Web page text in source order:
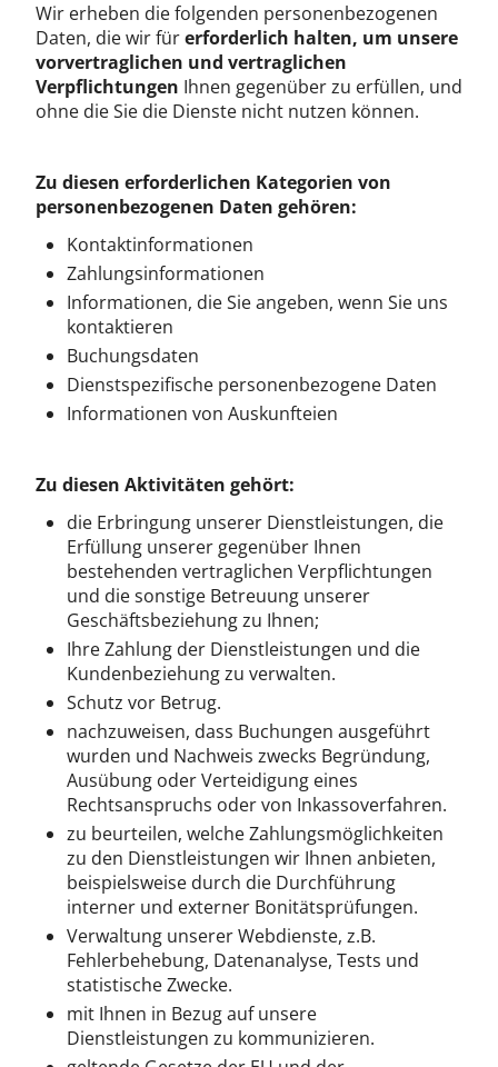
Wir erheben die folgenden personenbezogenen
Daten, die wir fürerforderlich halten, um unsere
vorvertraglichen und vertraglichen
Verpflichtungen Ihnen gegenüber zu erfüllen, und
ohne die Sie die Dienste nicht nutzen können.
Zu diesen erforderlichen Kategorien von
personenbezogenen Daten gehören:
Kontaktinformationen
Zahlungsinformationen
Informationen, die Sie angeben, wenn Sie uns
kontaktieren
Buchungsdaten
Dienstspezifische personenbezogene Daten
Informationen von Auskunfteien
Zu diesen Aktivitäten gehört:
die Erbringung unserer Dienstleistungen, die
Erfüllung unserer gegenüber Ihnen
bestehenden vertraglichen Verpflichtungen
und die sonstige Betreuung unserer
Geschäftsbeziehung zu Ihnen;
Ihre Zahlung der Dienstleistungen und die
Kundenbeziehung zu verwalten.
Schutz vor Betrug.
nachzuweisen, dass Buchungen ausgeführt
wurden und Nachweis zwecks Begründung,
Ausübung oder Verteidigung eines
Rechtsanspruchs oder von Inkassoverfahren.
zu beurteilen, welche Zahlungsmöglichkeiten
zu den Dienstleistungen wir Ihnen anbieten,
beispielsweise durch die Durchführung
interner und externer Bonitätsprüfungen.
Verwaltung unserer Webdienste, z.B.
Fehlerbehebung, Datenanalyse, Tests und
statistische Zwecke.
mit Ihnen in Bezug auf unsere
Dienstleistungen zu kommunizieren.